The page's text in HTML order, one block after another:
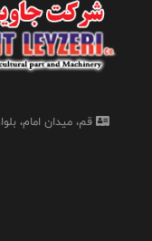
قم، میدان امام،